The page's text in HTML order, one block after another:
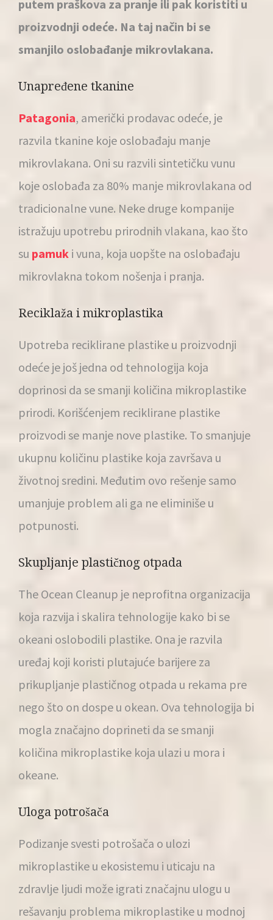
putem praškova za pranje ili pak koristiti u
proizvodnji odeće. Na taj način bi se
smanjilo oslobađanje mikrovlakana.
Unapređene tkanine
Patagonia, američki prodavac odeće, je
razvila tkanine koje oslobađaju manje
mikrovlakana. Oni su razvili sintetičku vunu
koje oslobađa za 80% manje mikrovlakana od
tradicionalne vune. Neke druge kompanije
istražuju upotrebu prirodnih vlakana, kao što
su pamuk i vuna, koja uopšte na oslobađaju
mikrovlakna tokom nošenja i pranja.
Reciklaža i mikroplastika
Upotreba reciklirane plastike u proizvodnji
odeće je još jedna od tehnologija koja
doprinosi da se smanji količina mikroplastike
prirodi. Korišćenjem reciklirane plastike
proizvodi se manje nove plastike. To smanjuje
ukupnu količinu plastike koja završava u
životnoj sredini. Međutim ovo rešenje samo
umanjuje problem ali ga ne eliminiše u
potpunosti.
Skupljanje plastičnog otpada
The Ocean Cleanup je neprofitna organizacija
koja razvija i skalira tehnologije kako bi se
okeani oslobodili plastike. Ona je razvila
uređaj koji koristi plutajuće barijere za
prikupljanje plastičnog otpada u rekama pre
nego što on dospe u okean. Ova tehnologija bi
mogla značajno doprineti da se smanji
količina mikroplastike koja ulazi u mora i
okeane.
Uloga potrošača
Podizanje svesti potrošača o ulozi
mikroplastike u ekosistemu i uticaju na
zdravlje ljudi može igrati značajnu ulogu u
rešavanju problema mikroplastike u modnoj